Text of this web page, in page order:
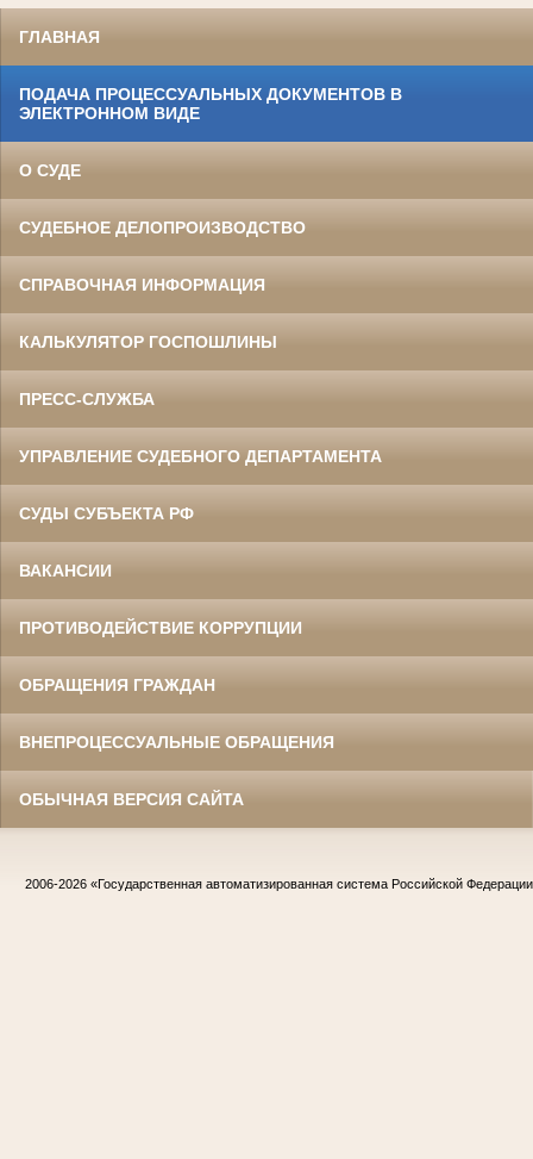
ГЛАВНАЯ
ПОДАЧА ПРОЦЕССУАЛЬНЫХ ДОКУМЕНТОВ В
ЭЛЕКТРОННОМ ВИДЕ
О СУДЕ
СУДЕБНОЕ ДЕЛОПРОИЗВОДСТВО
СПРАВОЧНАЯ ИНФОРМАЦИЯ
КАЛЬКУЛЯТОР ГОСПОШЛИНЫ
ПРЕСС-СЛУЖБА
УПРАВЛЕНИЕ СУДЕБНОГО ДЕПАРТАМЕНТА
СУДЫ СУБЪЕКТА РФ
ВАКАНСИИ
ПРОТИВОДЕЙСТВИЕ КОРРУПЦИИ
ОБРАЩЕНИЯ ГРАЖДАН
ВНЕПРОЦЕССУАЛЬНЫЕ ОБРАЩЕНИЯ
ОБЫЧНАЯ ВЕРСИЯ САЙТА
2006-2026 «Государственная автоматизированная система Российской